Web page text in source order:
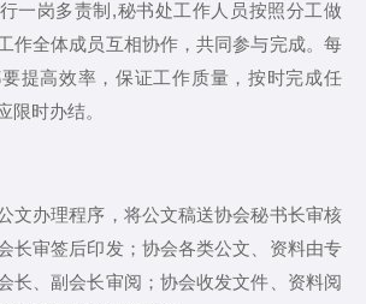
一岗多责制,秘书处工作人员按照分工做
作全体成员互相协作，共同参与完成。每
提高效率，保证工作质量，按时完成任
限时办结。
文办理程序，将公文稿送协会秘书长审核
长审签后印发；协会各类公文、资料由专
长、副会长审阅；协会收发文件、资料阅